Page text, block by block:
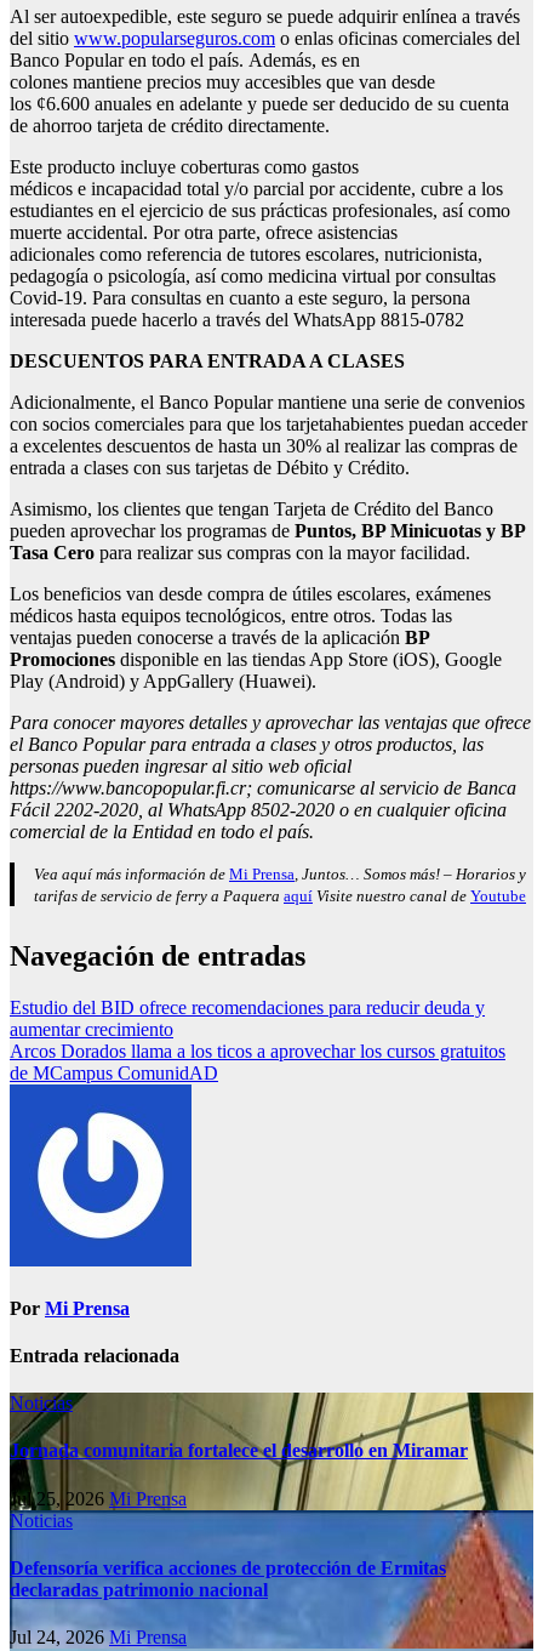
Al ser autoexpedible, este seguro se puede adquirir enlínea a través
del sitio www.popularseguros.com o enlas oficinas comerciales del
Banco Popular en todo el país. Además, es en
colones mantiene precios muy accesibles que van desde
los ¢6.600 anuales en adelante y puede ser deducido de su cuenta
de ahorroo tarjeta de crédito directamente.
Este producto incluye coberturas como gastos
médicos e incapacidad total y/o parcial por accidente, cubre a los
estudiantes en el ejercicio de sus prácticas profesionales, así como
muerte accidental. Por otra parte, ofrece asistencias
adicionales como referencia de tutores escolares, nutricionista,
pedagogía o psicología, así como medicina virtual por consultas
Covid-19. Para consultas en cuanto a este seguro, la persona
interesada puede hacerlo a través del WhatsApp 8815-0782
DESCUENTOS PARA ENTRADA A CLASES
Adicionalmente, el Banco Popular mantiene una serie de convenios
con socios comerciales para que los tarjetahabientes puedan acceder
a excelentes descuentos de hasta un 30% al realizar las compras de
entrada a clases con sus tarjetas de Débito y Crédito.
Asimismo, los clientes que tengan Tarjeta de Crédito del Banco
pueden aprovechar los programas de Puntos, BP Minicuotas y BP
Tasa Cero para realizar sus compras con la mayor facilidad.
Los beneficios van desde compra de útiles escolares, exámenes
médicos hasta equipos tecnológicos, entre otros. Todas las
ventajas pueden conocerse a través de la aplicación BP
Promociones disponible en las tiendas App Store (iOS), Google
Play (Android) y AppGallery (Huawei).
Para conocer mayores detalles y aprovechar las ventajas que ofrece
el Banco Popular para entrada a clases y otros productos, las
personas pueden ingresar al sitio web oficial
https://www.bancopopular.fi.cr; comunicarse al servicio de Banca
Fácil 2202-2020, al WhatsApp 8502-2020 o en cualquier oficina
comercial de la Entidad en todo el país.
Vea aquí más información de Mi Prensa, Juntos… Somos más! – Horarios y
tarifas de servicio de ferry a Paquera aquí Visite nuestro canal de Youtube
Navegación de entradas
Estudio del BID ofrece recomendaciones para reducir deuda y
aumentar crecimiento
Arcos Dorados llama a los ticos a aprovechar los cursos gratuitos
de MCampus ComunidAD
Por Mi Prensa
Entrada relacionada
Noticias
Jornada comunitaria fortalece el desarrollo en Miramar
Jul 25, 2026 Mi Prensa
Noticias
Defensoría verifica acciones de protección de Ermitas
declaradas patrimonio nacional
Jul 24, 2026Mi Prensa